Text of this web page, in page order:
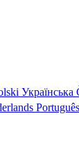
Українська
Português